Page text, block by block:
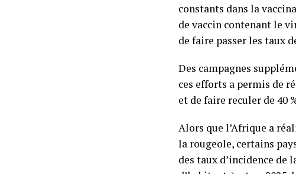
constants dans la
de vaccin contenant le
de faire passer les taux
Des campagnes
ces efforts a permis de
et de faire reculer de 40
Alors que l’Afrique a
la rougeole, certains
des taux d’incidence